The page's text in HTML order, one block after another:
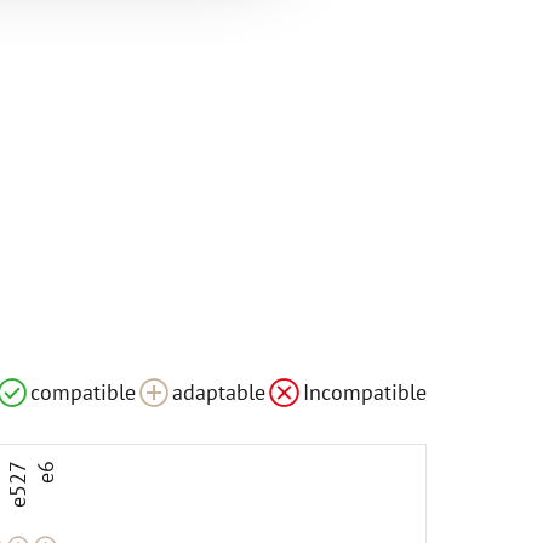
compatible adaptable Incompatible
e527
adaptable
e6
adaptable